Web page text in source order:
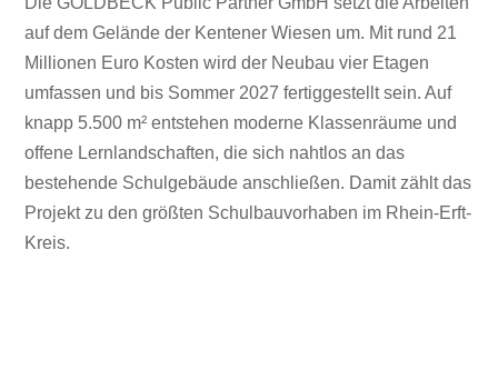
auf dem Gelände der Kentener Wiesen um. Mit rund 21
Millionen Euro Kosten wird der Neubau vier Etagen
umfassen und bis Sommer 2027 fertiggestellt sein. Auf
knapp 5.500 m² entstehen moderne Klassenräume und
offene Lernlandschaften, die sich nahtlos an das
bestehende Schulgebäude anschließen. Damit zählt das
Projekt zu den größten Schulbauvorhaben im Rhein-Erft-
Kreis.